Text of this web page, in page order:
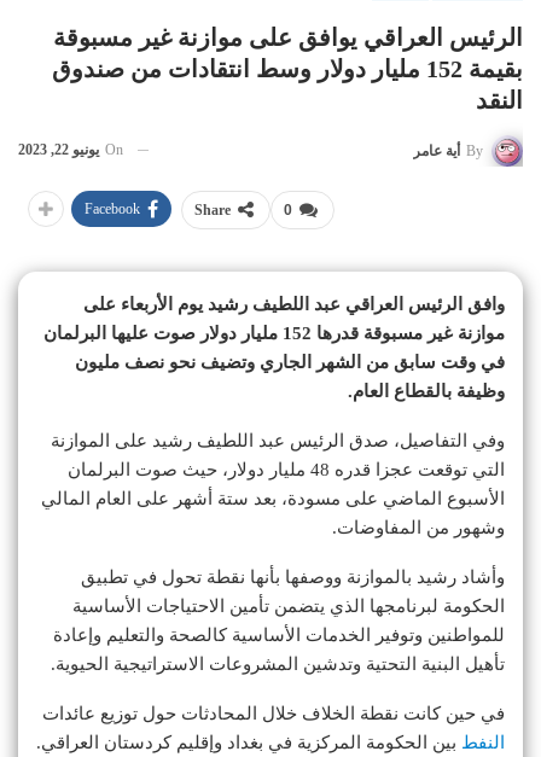
الرئيس العراقي يوافق على موازنة غير مسبوقة
بقيمة 152 مليار دولار وسط انتقادات من صندوق
النقد
By أية عامر On يونيو 22, 2023
0
Share
Facebook
وافق الرئيس العراقي عبد اللطيف رشيد يوم الأربعاء على
موازنة غير مسبوقة قدرها 152 مليار دولار صوت عليها البرلمان
في وقت سابق من الشهر الجاري وتضيف نحو نصف مليون
وظيفة بالقطاع العام.
وفي التفاصيل، صدق الرئيس عبد اللطيف رشيد على الموازنة
التي توقعت عجزا قدره 48 مليار دولار، حيث صوت البرلمان
الأسبوع الماضي على مسودة، بعد ستة أشهر على العام المالي
وشهور من المفاوضات.
وأشاد رشيد بالموازنة ووصفها بأنها نقطة تحول في تطبيق
الحكومة لبرنامجها الذي يتضمن تأمين الاحتياجات الأساسية
للمواطنين وتوفير الخدمات الأساسية كالصحة والتعليم وإعادة
تأهيل البنية التحتية وتدشين المشروعات الاستراتيجية الحيوية.
في حين كانت نقطة الخلاف خلال المحادثات حول توزيع عائدات
النفط بين الحكومة المركزية في بغداد وإقليم كردستان العراقي.